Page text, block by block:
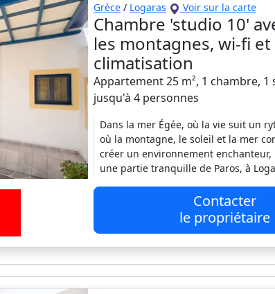
Grèce / Logaras Voir sur la carte
Chambre 'studio 10'
les montagnes, wi-fi et
climatisation
Appartement 25 m², 1 chambre, 1
jusqu'à 4 personnes
Dans la mer Égée, où la vie suit un
où la montagne, le soleil et la mer
créer un environnement enchanteur,
une partie tranquille de Paros, à
Contacter
le propriétaire